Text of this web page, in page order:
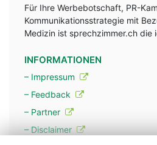
Für Ihre Werbebotschaft, PR-
Kommunikationsstrategie mit
Medizin ist sprechzimmer.ch die
INFORMATIONEN
– Impressum
– Feedback
– Partner
– Disclaimer